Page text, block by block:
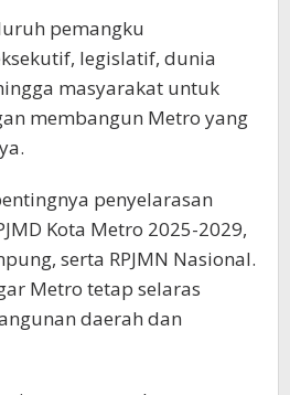
pemangku
legislatif, dunia
masyarakat untuk
membangun Metro yang
penyelarasan
Kota Metro 2025-2029,
serta RPJMN Nasional.
Metro tetap selaras
daerah dan